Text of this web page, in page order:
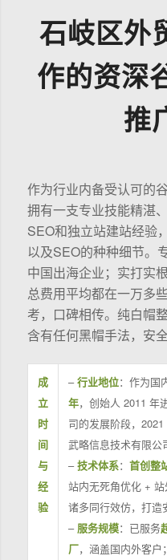
石岐区外
作的资深
推
作为行业内备受认可的
拥有一支专业技能精湛
SEO和独立站建站经验
以及SEO的种种细节。
中国出海企业；实打实
总费用平均都在一万多
考，口碑相传。纯白帽
含有任何黑帽手法，安全
成
立
时
间
与
经
验
–行业地位：作为国
年，创始人 2011 年
司的发展阶段，
武略信息技术有限公
–技术体系： 首创整
站内无死角优化 +
诸多同行效仿，打造
– 服务规模：已服务
厂，涵盖国内外客户；